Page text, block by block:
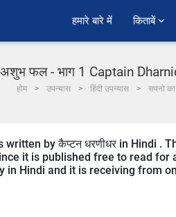
हमारे बारे में किताबें
फल - भाग 1 Captain
होम उपन्यास हिंदी उपन्यास सपनो
by कैप्टन धरणीधर in Hindi .
it is published free to read for
in Hindi and it is receiving from